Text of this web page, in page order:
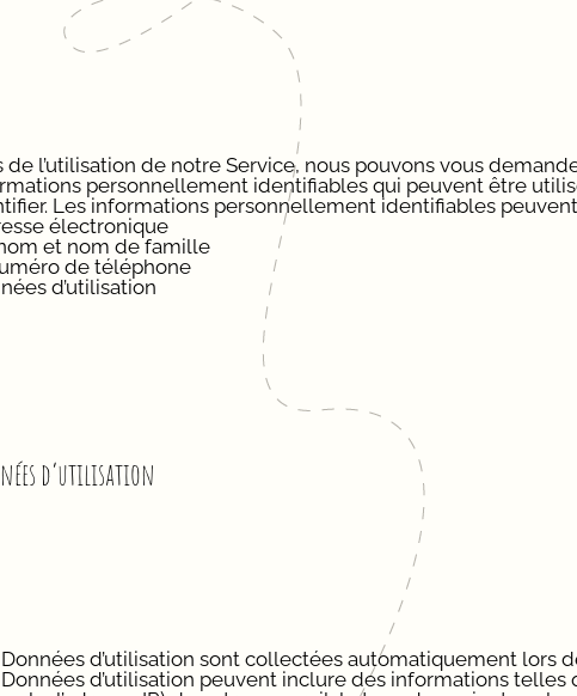
de l’utilisation de notre Service, nous pouvons vous
personnellement identifiables qui peuvent être
Les informations personnellement identifiables
électronique
et nom de famille
de téléphone
d’utilisation
d’utilisation
d’utilisation sont collectées automatiquement lors
d’utilisation peuvent inclure des informations telles